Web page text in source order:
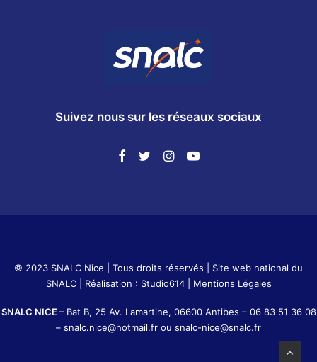
Suivez nous sur les réseaux sociaux
© 2023 SNALC Nice | Tous droits réservés | Site web national du
SNALC| Réalisation : Studio614| Mentions Légales
SNALC NICE – Bat B, 25 Av. Lamartine, 06600 Antibes – 06 83 51 36 08
– snalc.nice@hotmail.fr ou snalc-nice@snalc.fr